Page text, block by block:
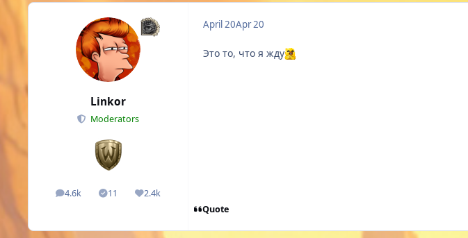
Linkor
Moderators
4.6k
posts 11
Solutions2.4k
Reputation
April 20Apr 20
Это то, что я жду
Quote